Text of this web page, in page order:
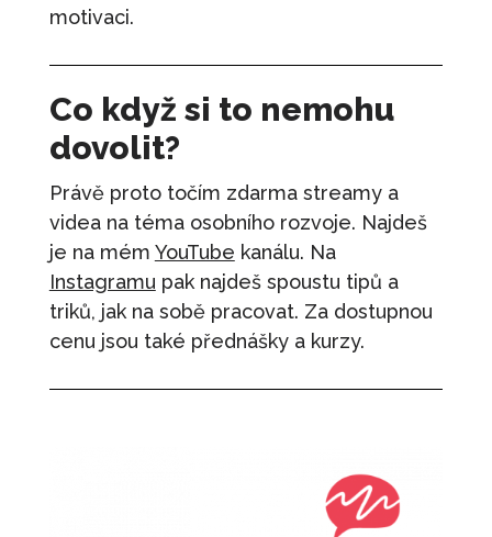
motivaci.
Co když si to nemohu
dovolit?
Právě proto točím zdarma streamy a
videa na téma osobního rozvoje. Najdeš
je na mém YouTube kanálu. Na
Instagramu pak najdeš spoustu tipů a
triků, jak na sobě pracovat. Za dostupnou
cenu jsou také přednášky a kurzy.